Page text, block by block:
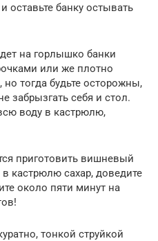
оставьте банку остывать
на горлышко банки
или же плотно
тогда будьте осторожны,
забрызгать себя и стол.
воду в кастрюлю,
приготовить вишневый
кастрюлю сахар, доведите
около пяти минут на
тонкой струйкой